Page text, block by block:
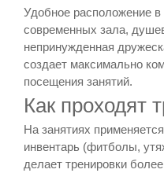
Удобное расположение в
современных зала,
непринужденная
создает максимально
посещения занятий.
Как проходят
На занятиях
инвентарь (фитболы,
делает тренировки